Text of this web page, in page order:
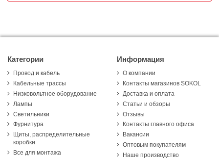
Категории
Провод и кабель
Кабельные трассы
Низковольтное оборудование
Лампы
Светильники
Фурнитура
Щиты, распределительные
коробки
Все для монтажа
Информация
О компании
Контакты магазинов SOKOL
Доставка и оплата
Статьи и обзоры
Отзывы
Контакты главного офиса
Вакансии
Оптовым покупателям
Наше производство